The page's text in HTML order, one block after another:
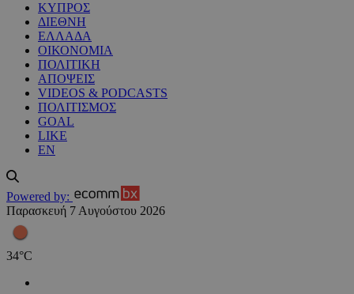
ΚΥΠΡΟΣ
ΔΙΕΘΝΗ
ΕΛΛΑΔΑ
ΟΙΚΟΝΟΜΙΑ
ΠΟΛΙΤΙΚΗ
ΑΠΟΨΕΙΣ
VIDEOS & PODCASTS
ΠΟΛΙΤΙΣΜΟΣ
GOAL
LIKE
EN
Powered by:
Παρασκευή 7 Αυγούστου 2026
34°C